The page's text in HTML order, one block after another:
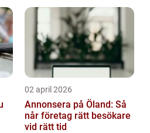
02 april 2026
Annonsera på Öland: Så
når företag rätt besökare
vid rätt tid